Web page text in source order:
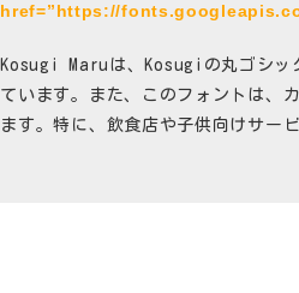
href=”https://
Kosugi Maruは、Kosugiの丸ゴシッ
ています。また、このフォントは、
ます。特に、飲食店や子供向けサー